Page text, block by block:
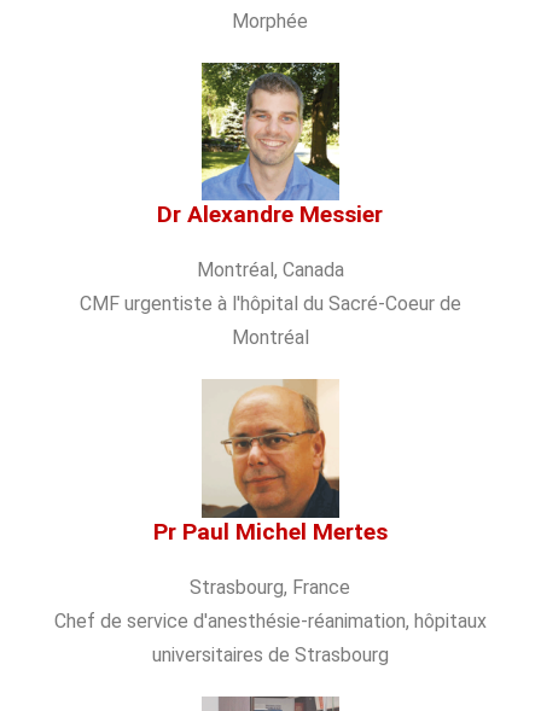
Morphée
Dr Alexandre Messier
Montréal, Canada
CMF urgentiste à l'hôpital du Sacré-Coeur de
Montréal
Pr Paul Michel Mertes
Strasbourg, France
Chef de service d'anesthésie-réanimation, hôpitaux
universitaires de Strasbourg